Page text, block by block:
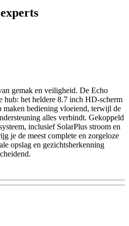
gemak en veiligheid. De Echo
hub: het heldere 8.7 inch HD-scherm
bediening vloeiend, terwijl de
alles verbindt. Gekoppeld
inclusief SolarPlus stroom en
je de meest complete en zorgeloze
opslag en gezichtsherkenning